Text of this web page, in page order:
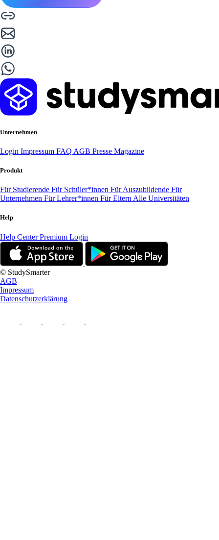
Unternehmen
Login Impressum FAQ AGB Presse Magazine
Produkt
Für Studierende Für Schüler*innen Für Auszubildende Für
Unternehmen Für Lehrer*innen Für Eltern Alle Universitäten
Help
Help CenterPremium Login
© StudySmarter
AGB
Impressum
Datenschutzerklärung